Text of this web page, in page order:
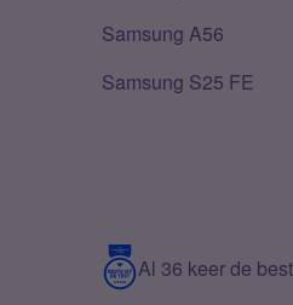
Samsung A56
Samsung S25 FE
Al 36 keer de